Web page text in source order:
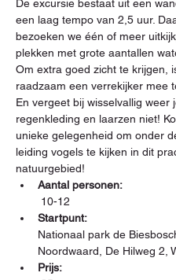
De excursie bestaat uit een
een laag tempo van 2,5 uur.
bezoeken we één of meer
plekken met grote aantallen
Om extra goed zicht te krijgen,
raadzaam een verrekijker mee
En vergeet bij wisselvallig weer
regenkleding en laarzen niet!
unieke gelegenheid om onder
leiding vogels te kijken in dit
natuurgebied!
Aantal personen:
10-12
Startpunt:
Nationaal park de
Noordwaard, De Hilweg 2,
Prijs: